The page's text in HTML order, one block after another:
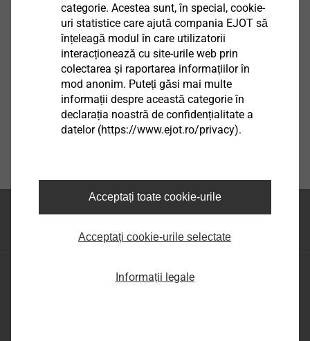
Partea superioara a
categorie. Acestea sunt, în special, cookie-
uri statistice care ajută compania EJOT să
înțeleagă modul în care utilizatorii
interacționează cu site-urile web prin
colectarea și raportarea informațiilor în
mod anonim. Puteți găsi mai multe
informații despre această categorie în
declarația noastră de confidențialitate a
datelor (https://www.ejot.ro/privacy).
Acceptați toate cookie-urile
Acceptați cookie-urile selectate
Informații legale